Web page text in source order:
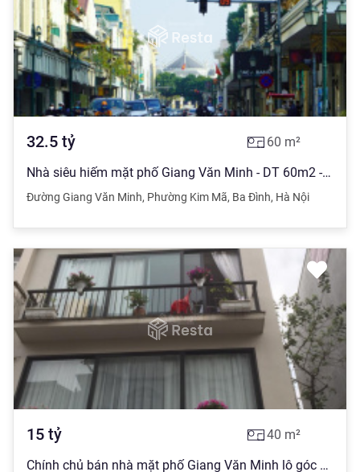
32.5 tỷ 60 m²
Nhà siêu hiếm mặt phố Giang Văn Minh - DT 60m2 - 5 tầng - MT 4.2m - KD đỉnh - Giá 32.5 Tỷ
Đường Giang Văn Minh, Phường Kim Mã, Ba Đình, Hà Nội
15 tỷ 40 m²
Chính chủ bán nhà mặt phố Giang Văn Minh lô góc xây 5 tầng, MT 4,2m, giá 15 tỷ